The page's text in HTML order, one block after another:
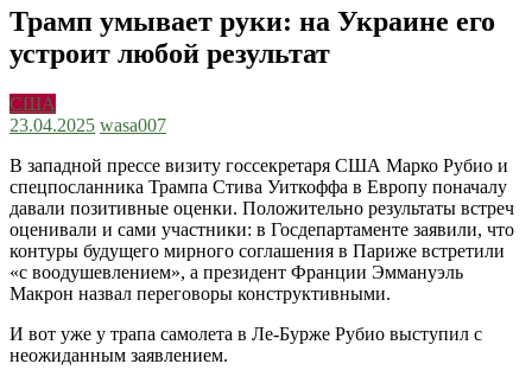
Трамп умывает руки: на Украине его
устроит любой результат
США
23.04.2025 wasa007
В западной прессе визиту госсекретаря США Марко Рубио и
спецпосланника Трампа Стива Уиткоффа в Европу поначалу
давали позитивные оценки. Положительно результаты встреч
оценивали и сами участники: в Госдепартаменте заявили, что
контуры будущего мирного соглашения в Париже встретили
«с воодушевлением», а президент Франции Эммануэль
Макрон назвал переговоры конструктивными.
И вот уже у трапа самолета в Ле-Бурже Рубио выступил с
неожиданным заявлением.